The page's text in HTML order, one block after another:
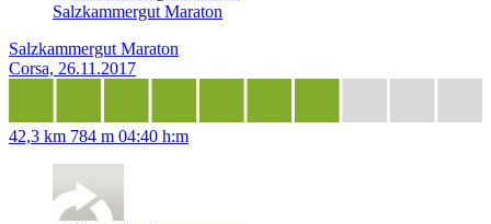
Salzkammergut Maraton
Salzkammergut Maraton
Corsa, 26.11.2017
42,3 km 784 m 04:40 h:m